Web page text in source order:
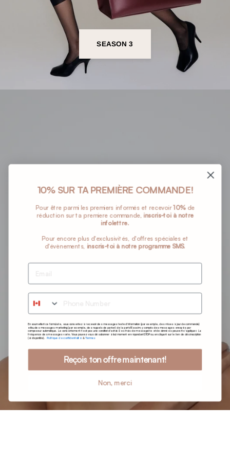
SEASON 3
10% SUR TA PREMIÈRE COMMANDE!
Pour être parmi les premiers informés et recevoir10%de
réduction sur ta premiere commande, inscris-toi à notre
infolettre.
Pour encore plus d'exclusivités, d'offres spéciales et
d'évènements, inscris-toi à notre programme SMS.
En soumettant ce formulaire, vous consentez à recevoir des messages texte d’information (par exemple, des mises à jour de commande)
et/ou des messages marketing (par exemple, des rappels de panier) de la part d’Essaim, y compris des messages envoyés par
composeur automatique. Le consentement n’est pas une condition d’achat. Des frais de messagerie et de données peuvent s’appliquer. La
fréquence des messages varie. Vous pouvez vous désabonner à tout moment en répondant STOP ou en cliquant sur le lien de désinscription
(si disponible). Politique de confidentialité&Termes
Reçois ton offre maintenant!
Non, merci